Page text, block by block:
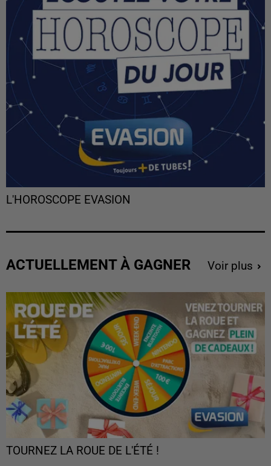
L'HOROSCOPE EVASION
ACTUELLEMENT À GAGNER Voir plus
TOURNEZ LA ROUE DE L'ÉTÉ !